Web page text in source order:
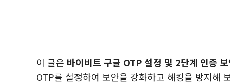
이 글은 바이비트 구글 OTP 설정 및 2단계 인증
OTP를 설정하여 보안을 강화하고 해킹을 방지